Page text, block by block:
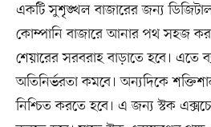
একটি সুশৃঙ্খল বাজারের জন্য
কোম্পানি বাজারে আনার পথ সহজ
শেয়ারের সরবরাহ বাড়াতে হবে। এতে
অতিনির্ভরতা কমবে। অন্যদিকে
নিশ্চিত করতে হবে। এ জন্য স্টক